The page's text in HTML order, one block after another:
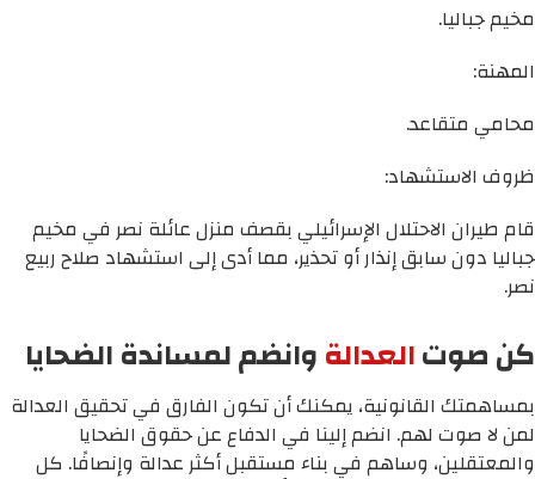
مخيم جباليا.
المهنة:
محامي متقاعد.
ظروف الاستشهاد:
قام طيران الاحتلال الإسرائيلي بقصف منزل عائلة نصر في مخيم
جباليا دون سابق إنذار أو تحذير، مما أدى إلى استشهاد صلاح ربيع
نصر.
كن صوتالعدالةوانضم لمساندة الضحايا
بمساهمتك القانونية، يمكنك أن تكون الفارق في تحقيق العدالة
لمن لا صوت لهم. انضم إلينا في الدفاع عن حقوق الضحايا
والمعتقلين، وساهم في بناء مستقبل أكثر عدالة وإنصافًا. كل